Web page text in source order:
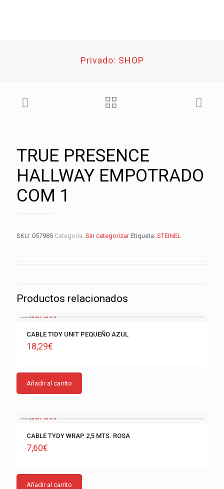
Privado: SHOP
TRUE PRESENCE
HALLWAY EMPOTRADO
COM 1
SKU: 057985 Categoría: Sin categorizar Etiqueta: STEINEL
Productos relacionados
CABLE TIDY UNIT PEQUEÑO AZUL
18,29€
Añadir al carrito
CABLE TYDY WRAP 2,5 MTS. ROSA
7,60€
Añadir al carrito